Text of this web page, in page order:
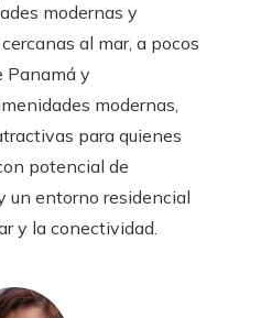
modernas y
al mar, a pocos
Panamá y
modernas,
para quienes
potencial de
un entorno residencial
y la conectividad.